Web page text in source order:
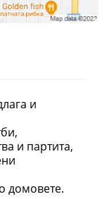
и
и партита,
домовете.